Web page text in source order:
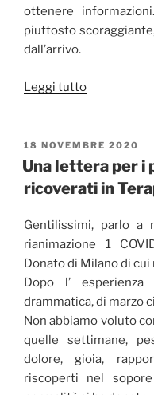
ottenere
piuttosto
dall’arrivo.
Leggi tutto“La
può
essere
sana?”
PUBBLICATO
IL
18 NOVEMBRE 2020
Una lettera per i
ricoverati in
Gentilissimi, parlo
rianimazione 1
Donato di Milano di
Dopo l’ esperienza
drammatica, di marzo
Non abbiamo voluto
quelle settimane,
dolore, gioia,
riscoperti nel